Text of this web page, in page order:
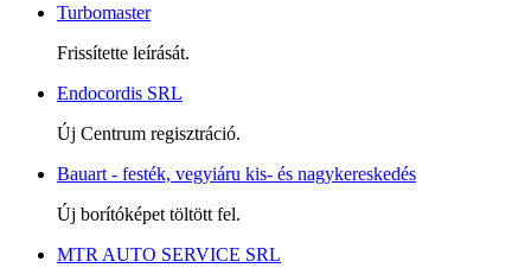
Turbomaster
Frissítette leírását.
Endocordis SRL
Új Centrum regisztráció.
Bauart - festék, vegyiáru kis- és nagykereskedés
Új borítóképet töltött fel.
MTR AUTO SERVICE SRL